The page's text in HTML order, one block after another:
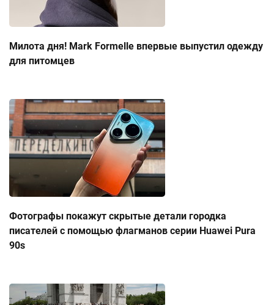
Милота дня! Mark Formelle впервые выпустил одежду
для питомцев
Фотографы покажут скрытые детали городка
писателей с помощью флагманов серии Huawei Pura
90s